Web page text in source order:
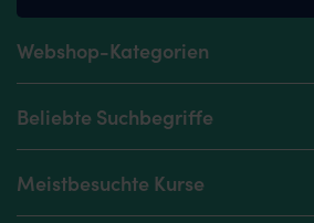
Webshop-Kategorien
Beliebte Suchbegriffe
Meistbesuchte Kurse